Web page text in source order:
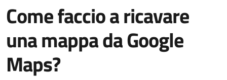
Come faccio a ricavare
una mappa da Google
Maps?